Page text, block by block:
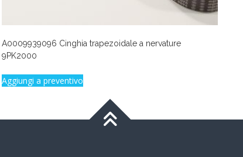
A0009939096 Cinghia trapezoidale a nervature
9PK2000
Aggiungi a preventivo